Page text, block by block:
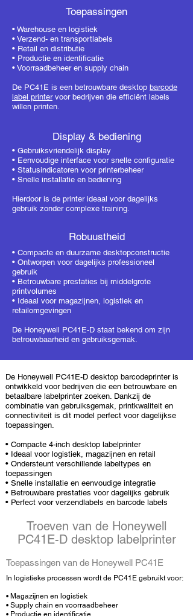
Toepassingen
• Warehouse en logistiek
• Verzend- en transportlabels
• Retail en distributie
• Productie en identificatie
• Voorraadbeheer en supply chain
De PC41E is een betrouwbare desktop barcode
label printervoor bedrijven die efficiënt labels
willen printen.
Display & bediening
• Gebruiksvriendelijk display
• Eenvoudige interface voor snelle configuratie
• Statusindicatoren voor printerbeheer
• Snelle installatie en bediening
Hierdoor is de printer ideaal voor dagelijks
gebruik zonder complexe training.
Robuustheid
• Compacte en duurzame desktopconstructie
• Ontworpen voor dagelijks professioneel
gebruik
• Betrouwbare prestaties bij middelgrote
printvolumes
• Ideaal voor magazijnen, logistiek en
retailomgevingen
De Honeywell PC41E-D staat bekend om zijn
betrouwbaarheid en gebruiksgemak.
De Honeywell PC41E-D desktop barcodeprinter is
ontwikkeld voor bedrijven die een betrouwbare en
betaalbare labelprinter zoeken. Dankzij de
combinatie van gebruiksgemak, printkwaliteit en
connectiviteit is dit model perfect voor dagelijkse
toepassingen.
• Compacte 4-inch desktop labelprinter
• Ideaal voor logistiek, magazijnen en retail
• Ondersteunt verschillende labeltypes en
toepassingen
• Snelle installatie en eenvoudige integratie
• Betrouwbare prestaties voor dagelijks gebruik
• Perfect voor verzendlabels en barcode labels
Troeven van de Honeywell
PC41E-D desktop labelprinter
Toepassingen van de Honeywell PC41E
In logistieke processen wordt de PC41E gebruikt voor:
• Magazijnen en logistiek
• Supply chain en voorraadbeheer
• Productie en identificatie